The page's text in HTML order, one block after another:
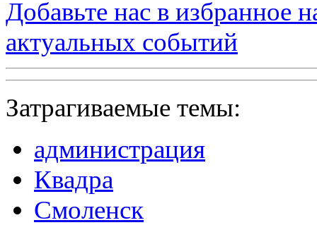
Добавьте нас в избранное
актуальных событий
Затрагиваемые темы:
администрация
Квадра
Смоленск